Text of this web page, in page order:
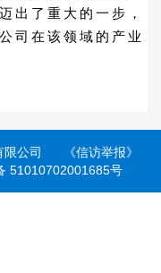
出了重大的一步，
司在该领域的产业
公司
《信访举报》
51010702001685号